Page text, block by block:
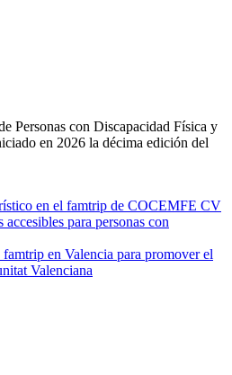
Personas con Discapacidad Física y
en 2026 la décima edición del
en Valencia para promover el
Valenciana